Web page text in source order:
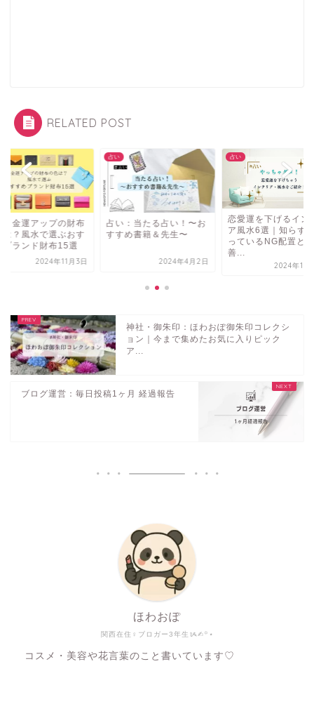
RELATED POST
：金運アップの財布
は？風水で選ぶおす
ブランド財布15選
2024年11月3日
占い
占い：当たる占い！〜お
すすめ書籍＆先生〜
2024年4月2日
占い
恋愛運を下げるイン
ア風水6選｜知らず
っているNG配置と改
善...
2024年10
神社・御朱印：ほわおぽ御朱印コレクシ
ョン｜今まで集めたお気に入りピック
ア...
ブログ運営：毎日投稿1ヶ月 経過報告
関西在住♀ブロガー3年生ᝰ✍︎꙳⋆
ほわおぽ
コスメ・美容や花言葉のこと書いています♡